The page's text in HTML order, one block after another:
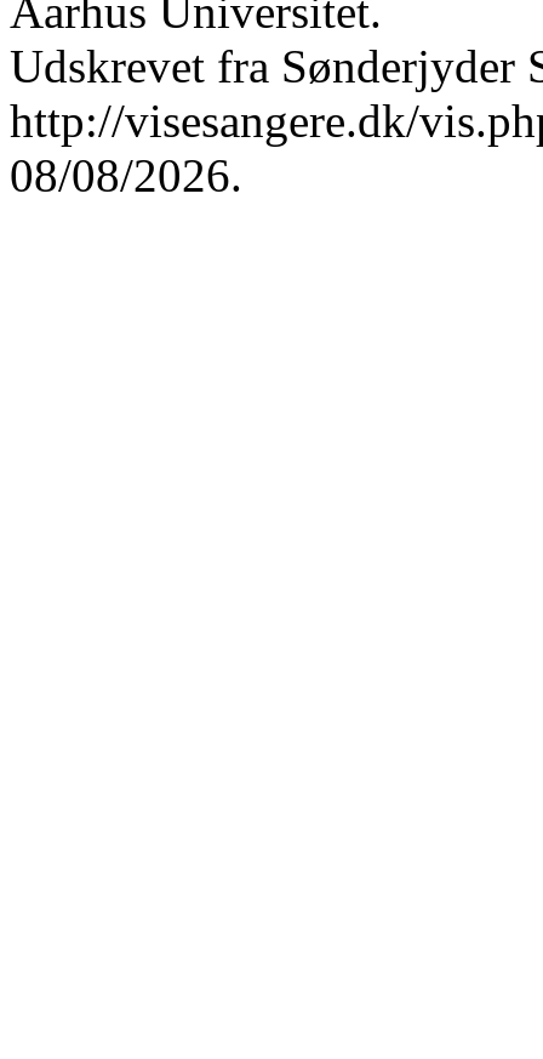
Aarhus Universitet.
Udskrevet fra Sønderjyder
http://visesangere.dk/
08/08/2026.